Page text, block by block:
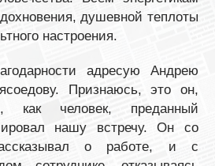
душевной теплоты
настроения.
адресую Андрею
Признаюсь, это он,
как человек, преданный
нашу встречу. Он со
о работе, и с